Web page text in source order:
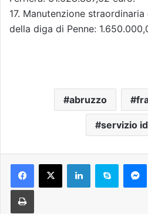
17. Manutenzione
della diga di Penne:
abruzzo
servizio